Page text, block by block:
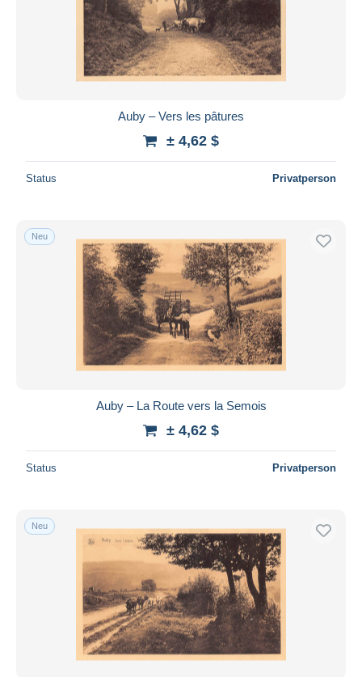
Auby – Vers les pâtures
± 4,62 $
Status Privatperson
Neu
Auby – La Route vers la Semois
± 4,62 $
Status Privatperson
Neu